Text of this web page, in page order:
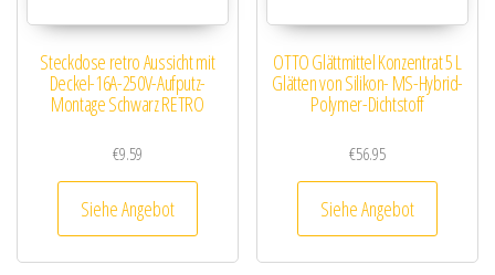
Steckdose retro Aussicht mit
Deckel-16A-250V-Aufputz-
Montage Schwarz RETRO
€9.59
Siehe Angebot
OTTO Glättmittel Konzentrat 5 L
Glätten von Silikon- MS-Hybrid-
Polymer-Dichtstoff
€56.95
Siehe Angebot